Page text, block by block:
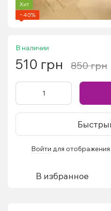
Хит
−40%
В наличии
510 грн 850 грн
Войти для отображения
В избранное